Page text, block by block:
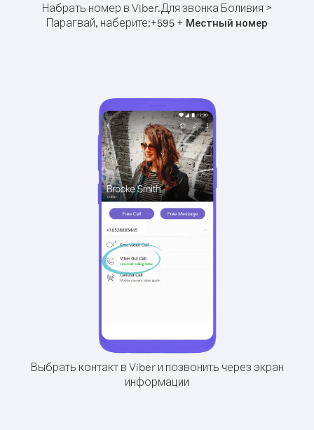
Набрать номер в Viber.Для звонка Боливия >
Парагвай, наберите:+595 + Местный номер
Выбрать контакт в Viber и позвонить через экран
информации